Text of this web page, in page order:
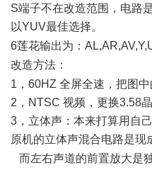
S端子不在改造范围，电路
以YUV最佳选择。
6莲花输出为：
改造方法：
1，60HZ 全屏全速，把图中
2，NTSC 视频，更换3.58
3，立体声：本来打算用自
原机的立体声混合电路是现
而左右声道的前置放大是